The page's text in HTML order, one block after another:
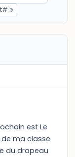
est Le
de ma classe
du drapeau